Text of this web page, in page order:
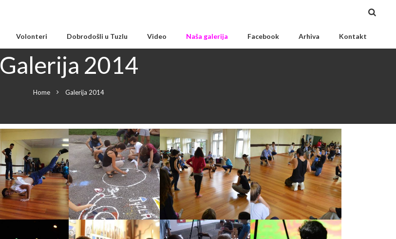
Volonteri Dobrodošli u Tuzlu Video Naša galerija Facebook Arhiva Kontakt
Galerija 2014
Home Galerija 2014